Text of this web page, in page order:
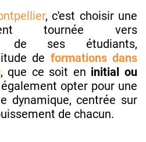
, c'est choisir une
tournée vers
de ses étudiants,
de formations dans
, que ce soit en initial ou
opter pour une
dynamique, centrée sur
de chacun.